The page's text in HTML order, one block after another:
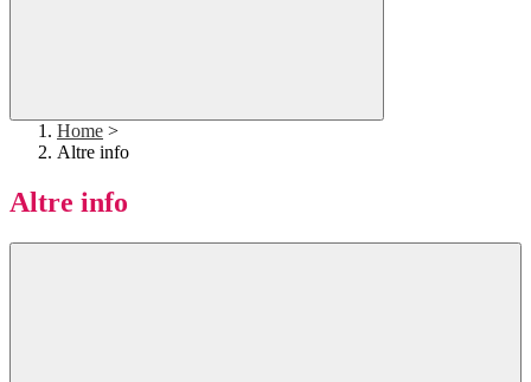
Home >
Altre info
Altre info